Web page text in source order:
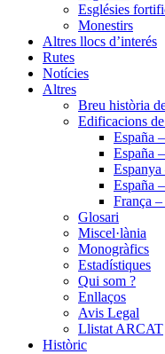
Esglésies
Monestirs
Altres llocs d’interés
Rutes
Notícies
Altres
Breu història
Edificacions
España
España
España
França
Glosari
Miscel·lània
Monogràfics
Estadístiques
Qui som ?
Enllaços
Avis Legal
Llistat ARCAT
Històric